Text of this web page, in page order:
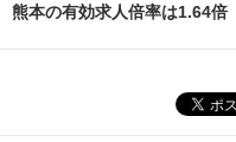
熊本の有効求人倍率は1.64